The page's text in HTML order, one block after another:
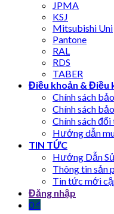
JPMA
KSJ
Mitsubishi Uni
Pantone
RAL
RDS
TABER
Điều khoản & Điều
Chính sách
Chính sách
Chính sách đổi
Hướng dẫn
TIN TỨC
Hướng Dẫn
Thông tin sản
Tin tức mới
Đăng nhập
0 ₫